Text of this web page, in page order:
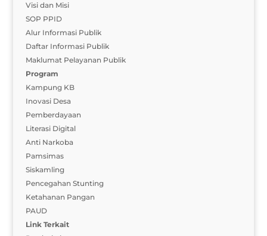
Visi dan Misi
SOP PPID
Alur Informasi Publik
Daftar Informasi Publik
Maklumat Pelayanan Publik
Program
Kampung KB
Inovasi Desa
Pemberdayaan
Literasi Digital
Anti Narkoba
Pamsimas
Siskamling
Pencegahan Stunting
Ketahanan Pangan
PAUD
Link Terkait